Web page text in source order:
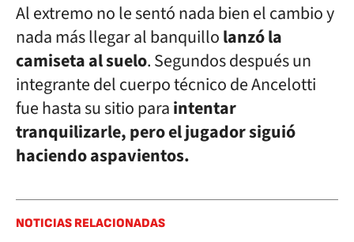
Al extremo no le sentó nada bien el cambio y
nada más llegar al banquillolanzó la
camiseta al suelo. Segundos después un
integrante del cuerpo técnico de Ancelotti
fue hasta su sitio paraintentar
tranquilizarle, pero el jugador siguió
haciendo aspavientos.
NOTICIAS RELACIONADAS